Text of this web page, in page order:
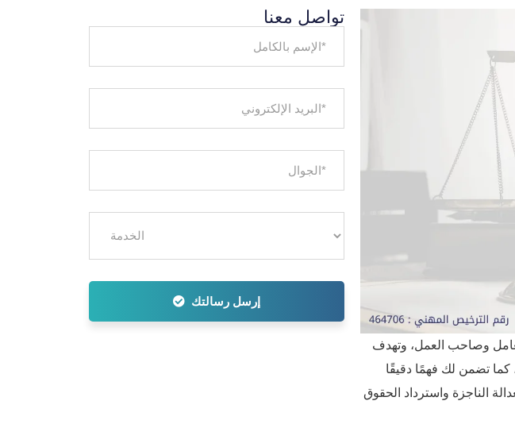
وصاحب العمل، وتهدف
كما تضمن لك فهمًا دقيقًا
الناجزة واسترداد الحقوق
تواصل معنا
إرسل رسالتك